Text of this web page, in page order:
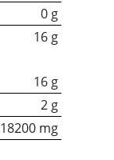
0 g
16 g
16 g
2 g
18200 mg